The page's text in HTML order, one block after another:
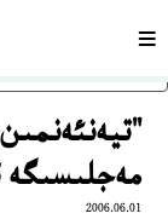
ئاساسلىقسەھىپە
2006.06.01